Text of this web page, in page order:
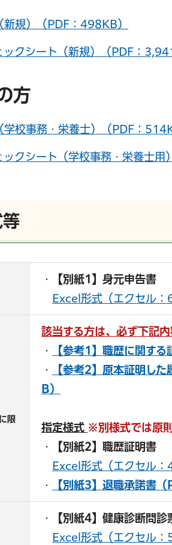
規）（PDF：498KB）
クシート（新規）（PDF：
方
校事務・栄養士）（PDF：
クシート（学校事務・栄養士用
・
【別紙1】身元申告書
Excel形式（エクセル：
限
該当する方は、必ず下記
・
【参考1】職歴に関す
・
【参考2】原本証明し
B）
指定様式 ※別様式では原則
・
【別紙2】職歴証明書
Excel形式（エクセル：
・
【別紙3】退職承諾書
・
【別紙4】健康診断問診
Excel形式（エクセル：